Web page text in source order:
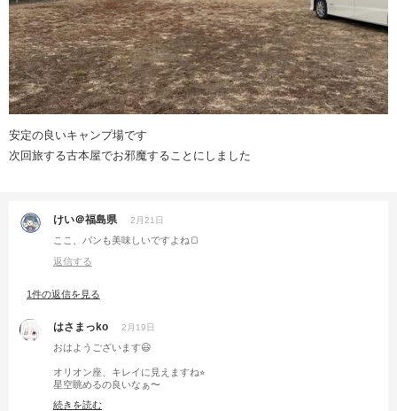
安定の良いキャンプ場です
次回旅する古本屋でお邪魔することにしました
けい＠福島県 2月21日
ここ、パンも美味しいですよね🍞
返信する
1件の返信を見る
はさまっko 2月19日
おはようございます😃
オリオン座、キレイに見えますね⭐︎
星空眺めるの良いなぁ〜
続きを読む